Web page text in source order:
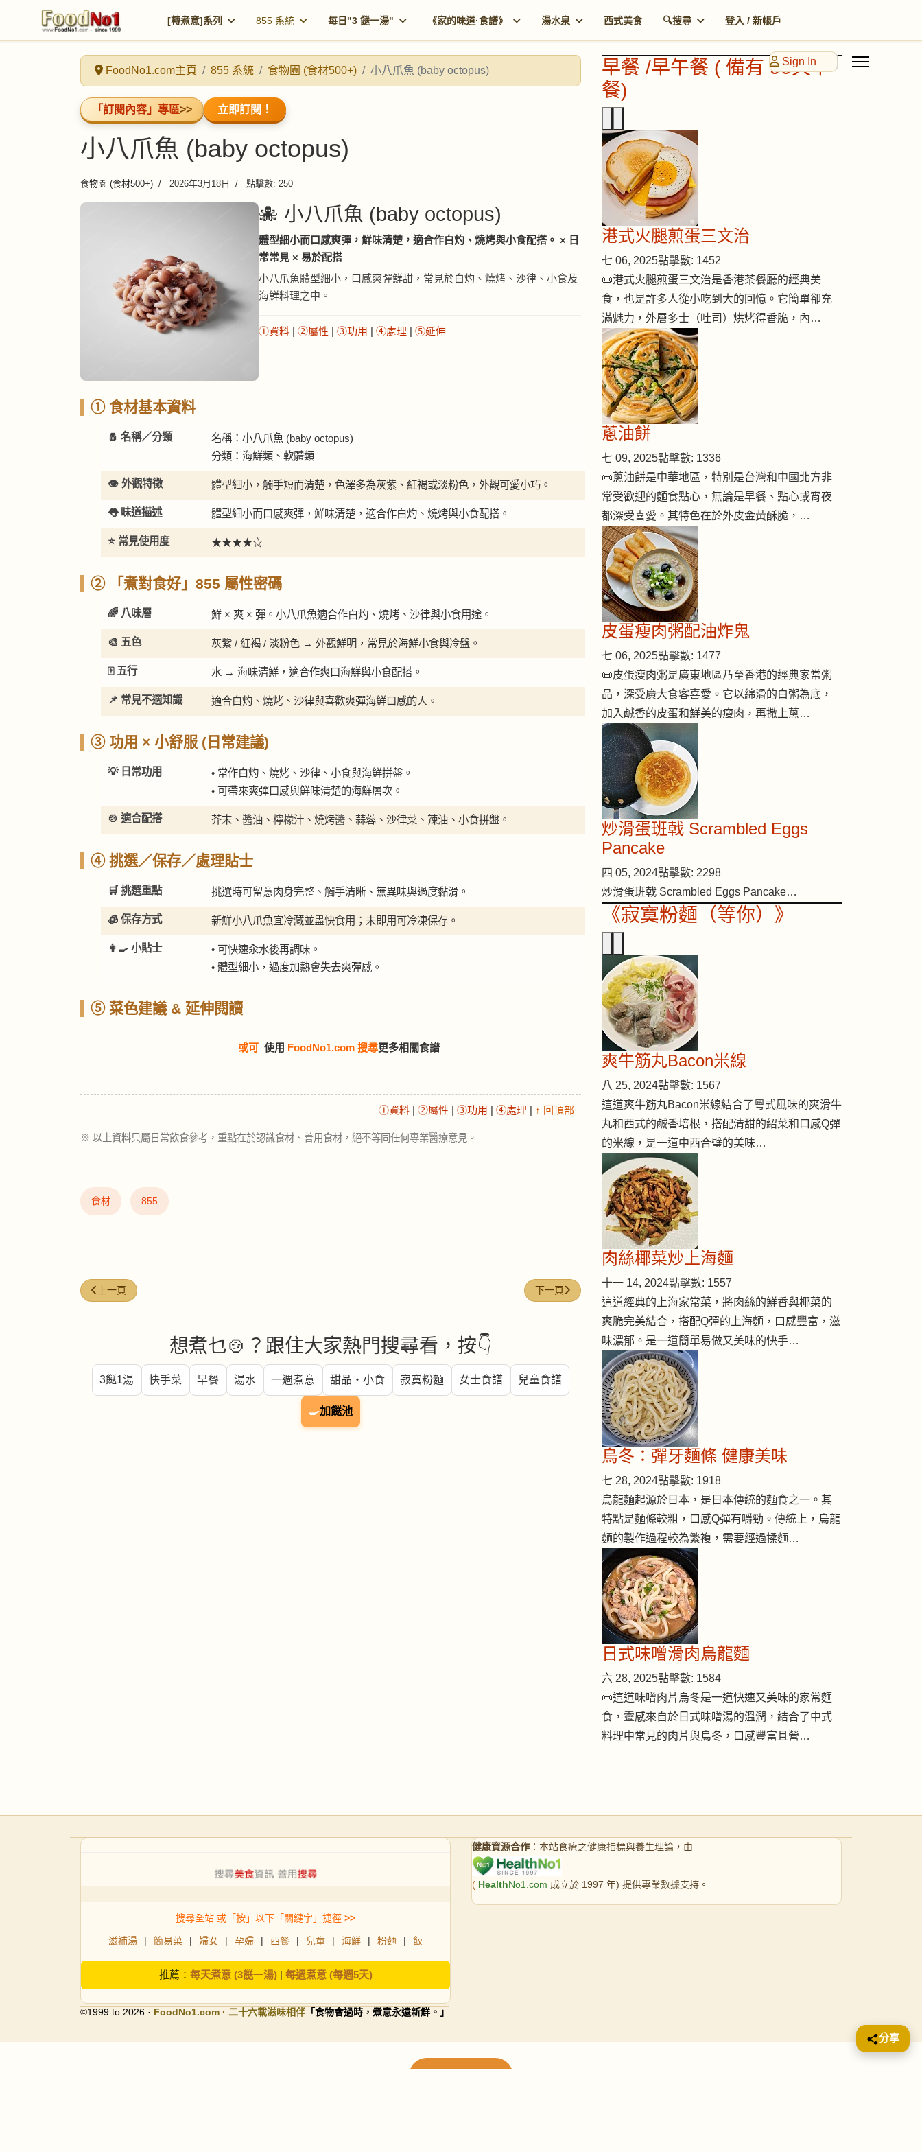
[轉煮意]系列 855 系統 每日"3 餸一湯" 《家的味道·食譜》 湯水泉 西式美食 🔍搜尋 登入 / 新帳戶
Sign In
FoodNo1.com主頁 855 系統 食物園 (食材500+) 小八爪魚 (baby octopus)
「訂閱內容」專區>> 立即訂閱！
小八爪魚 (baby octopus)
食物園 (食材500+) 2026年3月18日 點擊數: 250
🐙 小八爪魚 (baby octopus)
體型細小而口感爽彈，鮮味清楚，適合作白灼、燒烤與小食配搭。 × 日
常常見 × 易於配搭
小八爪魚體型細小，口感爽彈鮮甜，常見於白灼、燒烤、沙律、小食及
海鮮料理之中。
①資料 | ②屬性 | ③功用 | ④處理 | ⑤延伸
① 食材基本資料
🧂 名稱／分類
名稱：小八爪魚 (baby octopus)
分類：海鮮類、軟體類
👁️ 外觀特徵 體型細小，觸手短而清楚，色澤多為灰紫、紅褐或淡粉色，外觀可愛小巧。
👅 味道描述 體型細小而口感爽彈，鮮味清楚，適合作白灼、燒烤與小食配搭。
⭐ 常見使用度 ★★★★☆
② 「煮對食好」855 屬性密碼
🌈 八味層 鮮 × 爽 × 彈。小八爪魚適合作白灼、燒烤、沙律與小食用途。
🎨 五色 灰紫 / 紅褐 / 淡粉色 → 外觀鮮明，常見於海鮮小食與冷盤。
🀄 五行 水 → 海味清鮮，適合作爽口海鮮與小食配搭。
📌 常見不適知識 適合白灼、燒烤、沙律與喜歡爽彈海鮮口感的人。
③ 功用 × 小舒服 (日常建議)
💡 日常功用
• 常作白灼、燒烤、沙律、小食與海鮮拼盤。
• 可帶來爽彈口感與鮮味清楚的海鮮層次。
🍲 適合配搭 芥末、醬油、檸檬汁、燒烤醬、蒜蓉、沙律菜、辣油、小食拼盤。
④ 挑選／保存／處理貼士
🛒 挑選重點 挑選時可留意肉身完整、觸手清晰、無異味與過度黏滑。
🧊 保存方式 新鮮小八爪魚宜冷藏並盡快食用；未即用可冷凍保存。
👩‍🍳 小貼士
• 可快速汆水後再調味。
• 體型細小，過度加熱會失去爽彈感。
⑤ 菜色建議 & 延伸閱讀
或可 使用 FoodNo1.com 搜尋更多相關食譜
①資料 | ②屬性 | ③功用 | ④處理 | ↑ 回頂部
※ 以上資料只屬日常飲食參考，重點在於認識食材、善用食材，絕不等同任何專業醫療意見。
食材 855
上一篇文章: 蠔（蚵肉） (oyster (meat))
上一頁 下一篇文章: 蜆 (asian-clams)
下一頁
想煮乜🍲？跟住大家熱門搜尋看，按👇
3餸1湯 快手菜 早餐 湯水 一週煮意 甜品・小食 寂寞粉麵 女士食譜 兒童食譜
🍳加餸池
早餐 /早午餐 ( 備有 90天早
餐)
港式火腿煎蛋三文治
七 06, 2025點擊數: 1452
📜港式火腿煎蛋三文治是香港茶餐廳的經典美
食，也是許多人從小吃到大的回憶。它簡單卻充
滿魅力，外層多士（吐司）烘烤得香脆，內…
蔥油餅
七 09, 2025點擊數: 1336
📜蔥油餅是中華地區，特別是台灣和中國北方非
常受歡迎的麵食點心，無論是早餐、點心或宵夜
都深受喜愛。其特色在於外皮金黃酥脆，…
皮蛋瘦肉粥配油炸鬼
七 06, 2025點擊數: 1477
📜皮蛋瘦肉粥是廣東地區乃至香港的經典家常粥
品，深受廣大食客喜愛。它以綿滑的白粥為底，
加入鹹香的皮蛋和鮮美的瘦肉，再撒上蔥…
炒滑蛋班戟 Scrambled Eggs
Pancake
四 05, 2024點擊數: 2298
炒滑蛋班戟 Scrambled Eggs Pancake…
《寂寞粉麵（等你）》
爽牛筋丸Bacon米線
八 25, 2024點擊數: 1567
這道爽牛筋丸Bacon米線結合了粵式風味的爽滑牛
丸和西式的鹹香培根，搭配清甜的紹菜和口感Q彈
的米線，是一道中西合璧的美味…
肉絲椰菜炒上海麵
十一 14, 2024點擊數: 1557
這道經典的上海家常菜，將肉絲的鮮香與椰菜的
爽脆完美結合，搭配Q彈的上海麵，口感豐富，滋
味濃郁。是一道簡單易做又美味的快手…
烏冬：彈牙麵條 健康美味
七 28, 2024點擊數: 1918
烏龍麵起源於日本，是日本傳統的麵食之一。其
特點是麵條較粗，口感Q彈有嚼勁。傳統上，烏龍
麵的製作過程較為繁複，需要經過揉麵…
日式味噌滑肉烏龍麵
六 28, 2025點擊數: 1584
📜這道味噌肉片烏冬是一道快速又美味的家常麵
食，靈感來自於日式味噌湯的溫潤，結合了中式
料理中常見的肉片與烏冬，口感豐富且營…
搜尋全站 或「按」以下「關鍵字」捷徑 >>
滋補湯 | 簡易菜 | 婦女 | 孕婦 | 西餐 | 兒童 | 海鮮 | 粉麵 | 飯
推薦： 每天煮意 (3餸一湯)| 每週煮意 (每週5天)
©1999 to 2026 · FoodNo1.com · 二十六載滋味相伴 「食物會過時，煮意永遠新鮮。」
健康資源合作 ：本站食療之健康指標與養生理論，由
( HealthNo1.com 成立於 1997 年) 提供專業數據支持。
分享